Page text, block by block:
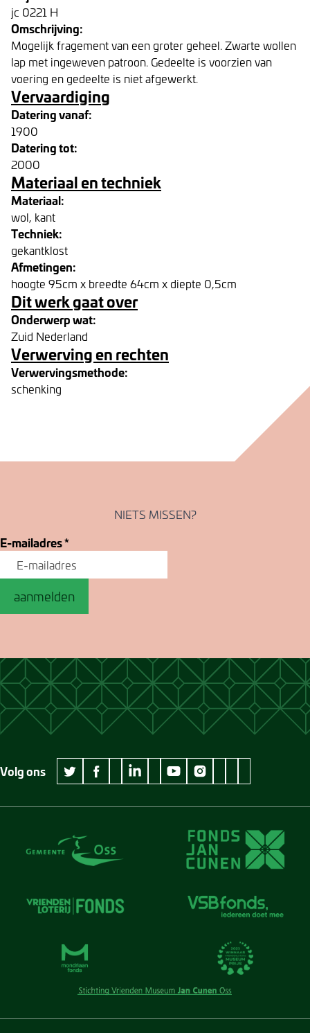
jc 0221 H
Omschrijving:
Mogelijk fragement van een groter geheel. Zwarte wollen
lap met ingeweven patroon. Gedeelte is voorzien van
voering en gedeelte is niet afgewerkt.
Vervaardiging
Datering vanaf:
1900
Datering tot:
2000
Materiaal en techniek
Materiaal:
wol, kant
Techniek:
gekantklost
Afmetingen:
hoogte 95cm x breedte 64cm x diepte 0,5cm
Dit werk gaat over
Onderwerp wat:
Zuid Nederland
Verwerving en rechten
Verwervingsmethode:
schenking
NIETS MISSEN?
E-mailadres*
aanmelden
Volg ons
twitter Museum Jan Cunen
facebook Museum Jan Cunen
wikipedia Museum Jan Cunen
linkedin Museum Jan Cunen
googleplus Museum Jan Cunen
youtube Museum Jan Cunen
instagram Museum